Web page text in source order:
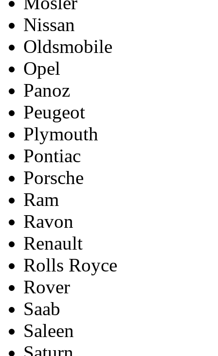
Nissan
Oldsmobile
Opel
Panoz
Peugeot
Plymouth
Pontiac
Porsche
Ram
Ravon
Renault
Rolls Royce
Rover
Saab
Saleen